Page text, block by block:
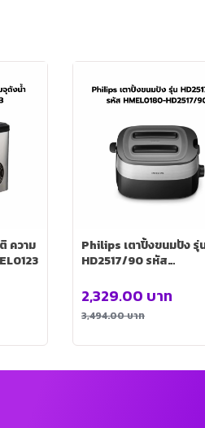
ความ
Philips เตาปิ้งขนมปัง รุ่
HD2517/90 รหัส
3,494.00บาท
2,329.00 บาท